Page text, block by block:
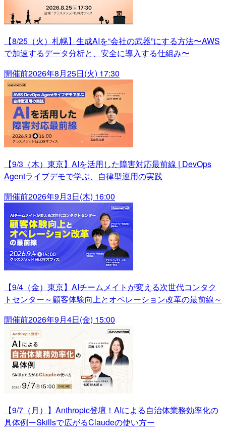
【8/25（火）札幌】生成AIを“会社の武器”にする方法〜AWS
で加速するデータ分析と、安全に導入する仕組み〜
開催前2026年8月25日(火) 17:30
【9/3（木）東京】AIを活用した障害対応最前線 | DevOps
Agentライブデモで学ぶ、自律型運用の実践
開催前2026年9月3日(木) 16:00
【9/4（金）東京】AIチームメイトが変える次世代コンタク
トセンター～顧客体験向上とオペレーション改革の最前線～
開催前2026年9月4日(金) 15:00
【9/7（月）】Anthropic登壇！AIによる自治体業務効率化の
具体例ーSkillsで広がるClaudeの使い方ー